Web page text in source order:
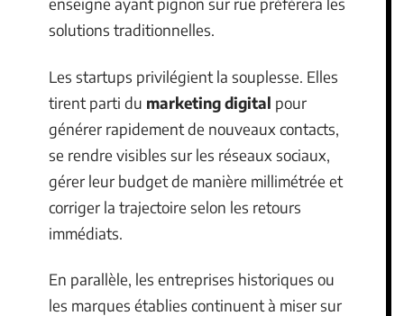
solutions traditionnelles.
Les startups privilégient la souplesse. Elles
tirent parti du marketing digital pour
générer rapidement de nouveaux contacts,
se rendre visibles sur les réseaux sociaux,
gérer leur budget de manière millimétrée et
corriger la trajectoire selon les retours
immédiats.
En parallèle, les entreprises historiques ou
les marques établies continuent à miser sur